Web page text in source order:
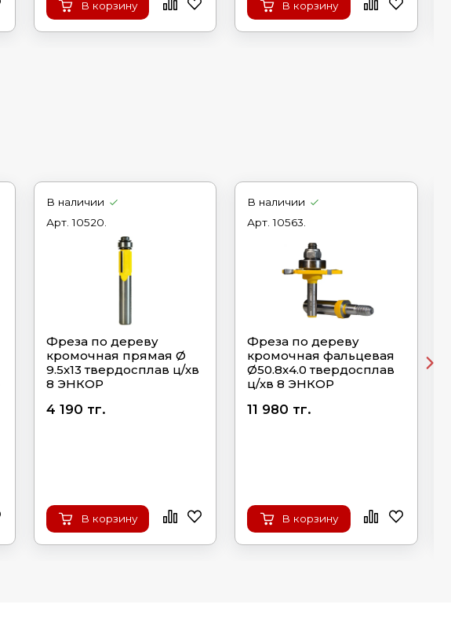
В корзину В корзину
В наличии
Арт.10520.
Фреза по дереву
кромочная прямая Ø
9.5х13 твердосплав ц/хв
8 ЭНКОР
4 190 тг.
В корзину
В наличии
Арт.10563.
Фреза по дереву
кромочная фальцевая
Ø50.8х4.0 твердосплав
ц/хв 8 ЭНКОР
11 980 тг.
В корзину